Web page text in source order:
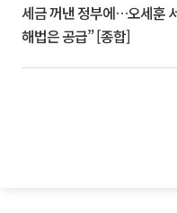
세금 꺼낸 정부에…오세훈
해법은 공급” [종합]